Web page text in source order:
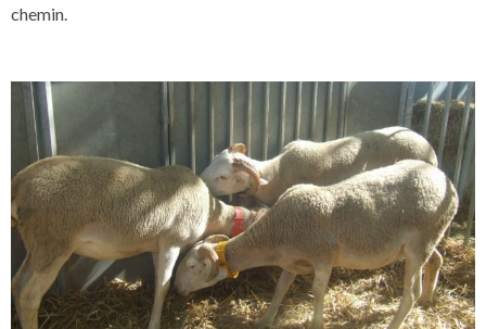
chemin.